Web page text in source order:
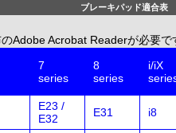
ブレーキパッド適合表
Adobe Acrobat Readerが必要で
7
series
8
series
i/iX
E23 /
E32
E31 i8